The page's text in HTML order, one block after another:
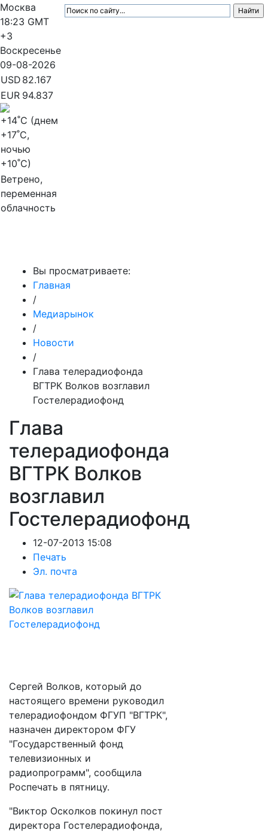
Москва
18:23 GMT
+3
Воскресенье
09-08-2026
USD 82.167
EUR 94.837
+14˚C (днем
+17˚C,
ночью
+10˚C)
Ветрено,
переменная
облачность
Вы просматриваете:
Главная
/
Медиарынок
/
Новости
/
Глава телерадиофонда
ВГТРК Волков возглавил
Гостелерадиофонд
Глава
телерадиофонда
ВГТРК Волков
возглавил
Гостелерадиофонд
12-07-2013 15:08
Печать
Эл. почта
Сергей Волков, который до
настоящего времени руководил
телерадиофондом ФГУП "ВГТРК",
назначен директором ФГУ
"Государственный фонд
телевизионных и
радиопрограмм", сообщила
Роспечать в пятницу.
"Виктор Осколков покинул пост
директора Гостелерадиофонда,